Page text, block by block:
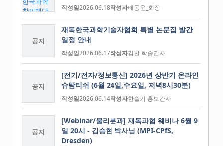
작성일2026.06.18작성자배동운_회장
공지
재독한국과학기술자협회 특별 논문집 발간
일정 안내
작성일2026.06.17작성자김찬 학술간사
공지
[전기/전자/정보통신] 2026년 상반기 온라인
슈탐티쉬 (6월 24일,수요일, 저녁8시30분)
작성일2026.06.14작성자한슬기 홍보간사
공지
[Webinar/물리분과] 재독과협 웨비나 6월 9
일 20시 - 김승현 박사님 (MPI-CPfS,
Dresden)